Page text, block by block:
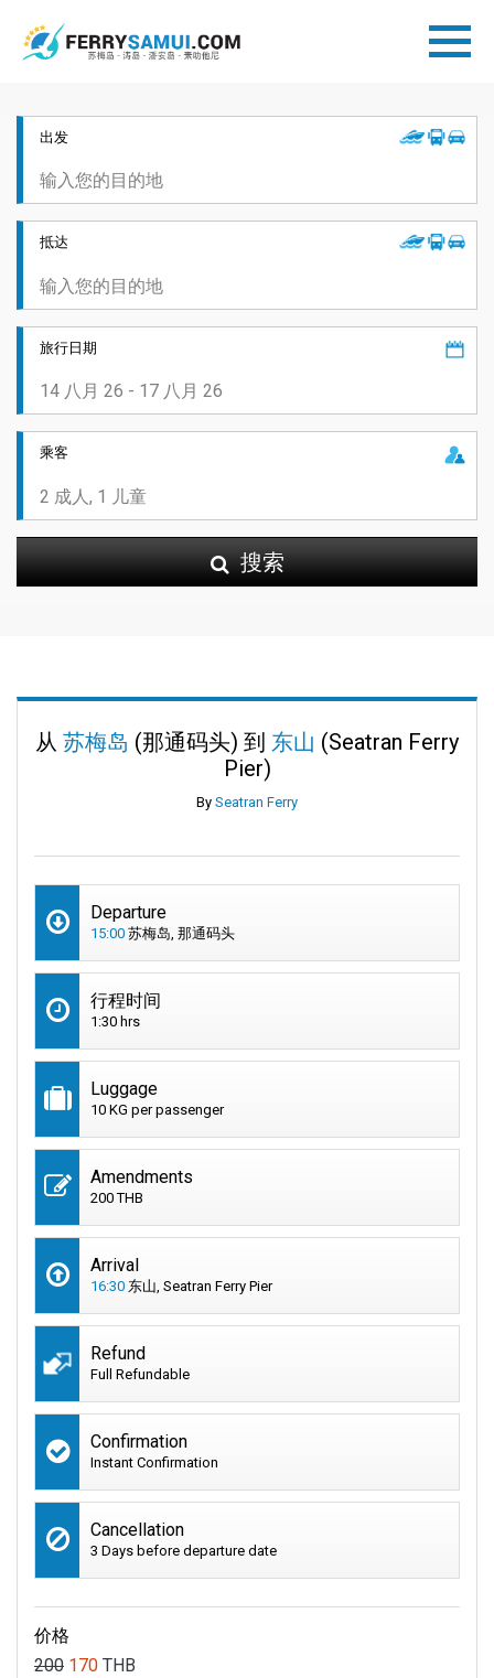
出发
抵达
旅行日期
乘客
搜索
从 苏梅岛 (那通码头) 到 东山 (Seatran Ferry
Pier)
By Seatran Ferry
Departure
15:00 苏梅岛, 那通码头
行程时间
1:30 hrs
Luggage
10 KG per passenger
Amendments
200 THB
Arrival
16:30 东山, Seatran Ferry Pier
Refund
Full Refundable
Confirmation
Instant Confirmation
Cancellation
3 Days before departure date
价格
200 170 THB